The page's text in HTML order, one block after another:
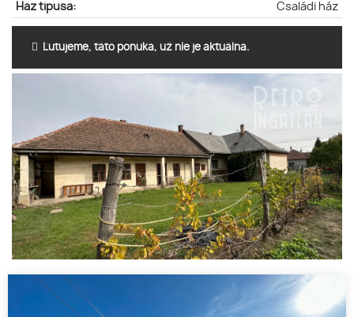
Ház típusa:
Családi ház
Ľutujeme, táto ponuka, už nie je aktuálna.